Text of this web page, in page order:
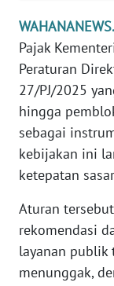
Pajak
Peraturan
27/PJ/2025
hingga
sebagai
kebijakan ini
ketepatan
Aturan
rekomendasi
layanan publik
menunggak,
INDEKS
BERITA
KONTAK
KAMI
INFO
IKLAN
TENTANG
KAMI
PEDOMAN